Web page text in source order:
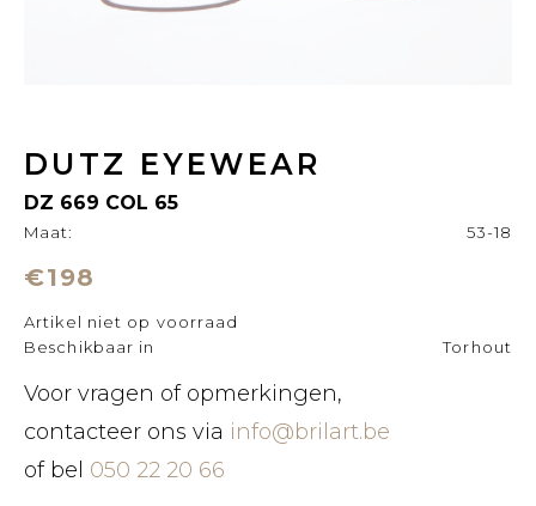
DUTZ EYEWEAR
DZ 669 COL 65
Maat: 53-18
€198
Artikel niet op voorraad
Beschikbaar in
Torhout
Voor vragen of opmerkingen,
contacteer ons via info@brilart.be
of bel 050 22 20 66